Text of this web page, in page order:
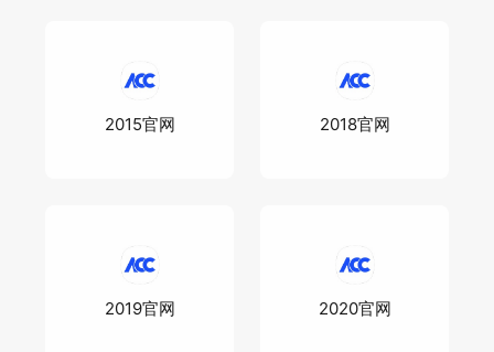
2015官网 2018官网
2019官网 2020官网